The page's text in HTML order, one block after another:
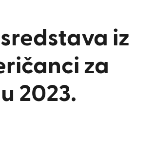
iz
za
2023.